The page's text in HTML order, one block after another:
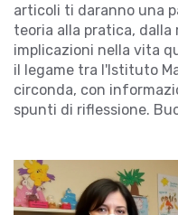
articoli ti daranno una
teoria alla pratica, dalla
implicazioni nella vita
il legame tra l'Istituto
circonda, con
spunti di riflessione.